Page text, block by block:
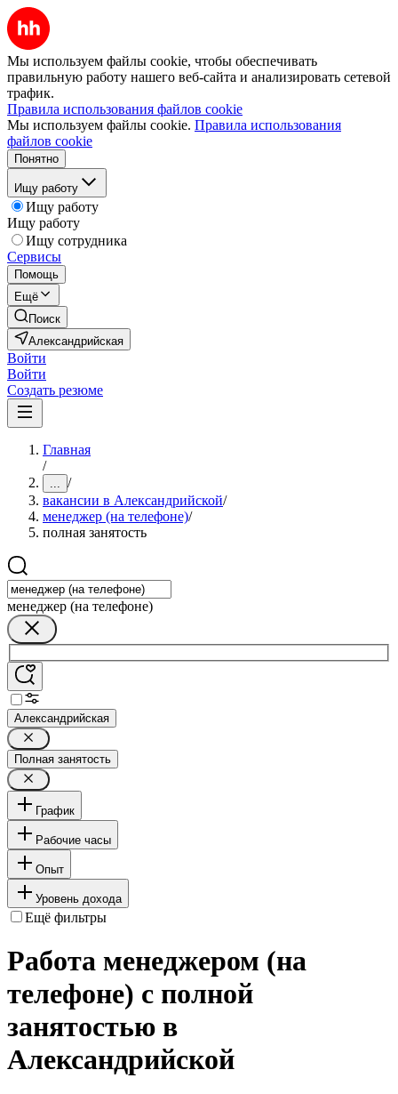
Мы используем файлы cookie, чтобы обеспечивать
правильную работу нашего веб-сайта и анализировать сетевой
трафик.
Правила использования файлов cookie
Мы используем файлы cookie. Правила использования
файлов cookie
Понятно
Ищу работу
Ищу работу
Ищу работу
Ищу сотрудника
Сервисы
Помощь
Ещё
Поиск
Александрийская
Войти
Войти
Создать резюме
Главная
/
... /
вакансии в Александрийской/
менеджер (на телефоне)/
полная занятость
менеджер (на телефоне)
Александрийская
Полная занятость
График
Рабочие часы
Опыт
Уровень дохода
Ещё фильтры
Работа менеджером (на
телефоне) с полной
занятостью в
Александрийской